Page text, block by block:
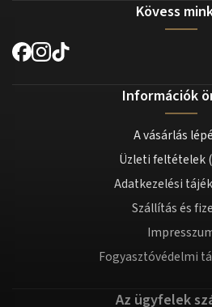
Kövess
Információk
A vásárlás
Üzleti feltételek
Adatkezelési
Szállítás és
Fogyasztóvédelmi
Az ügyfelek